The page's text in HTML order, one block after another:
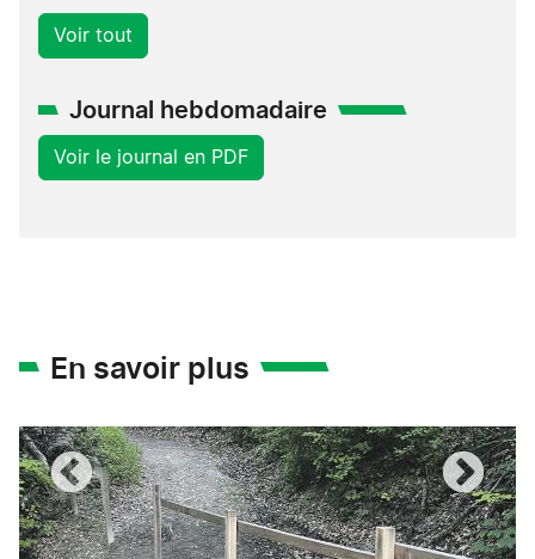
Voir tout
Journal hebdomadaire
Voir le journal en PDF
En savoir plus